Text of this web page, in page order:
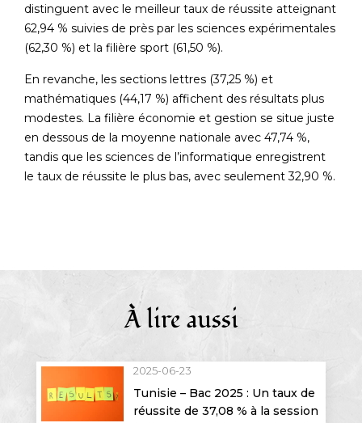
distinguent avec le meilleur taux de réussite atteignant
62,94 % suivies de près par les sciences expérimentales
(62,30 %) et la filière sport (61,50 %).
En revanche, les sections lettres (37,25 %) et
mathématiques (44,17 %) affichent des résultats plus
modestes. La filière économie et gestion se situe juste
en dessous de la moyenne nationale avec 47,74 %,
tandis que les sciences de l’informatique enregistrent
le taux de réussite le plus bas, avec seulement 32,90 %.
À lire aussi
2025-06-23
Tunisie – Bac 2025 : Un taux de
réussite de 37,08 % à la session